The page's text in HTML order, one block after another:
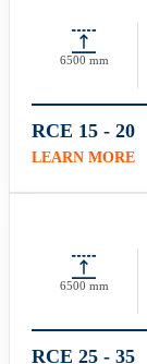
6500 mm
RCE 15 - 20
LEARN MORE
6500 mm
RCE 25 - 35